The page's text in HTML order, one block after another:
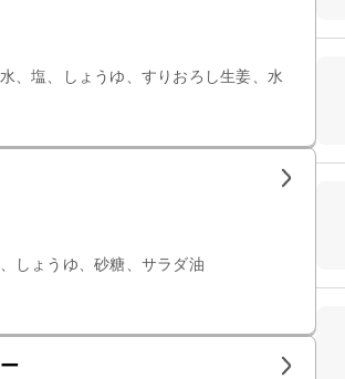
、塩、しょうゆ、すりおろし生姜、水
しょうゆ、砂糖、サラダ油